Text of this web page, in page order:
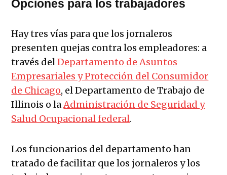
Opciones para los trabajadores
Hay tres vías para que los jornaleros
presenten quejas contra los empleadores: a
través delDepartamento de Asuntos
Empresariales y Protección del Consumidor
de Chicago, el Departamento de Trabajo de
Illinois o laAdministración de Seguridad y
Salud Ocupacional federal.
Los funcionarios del departamento han
tratado de facilitar que los jornaleros y los